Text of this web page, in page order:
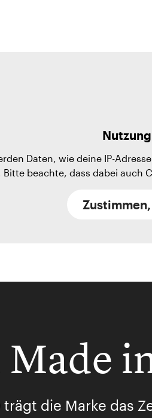
Daten, wie deine IP-
beachte, dass dabei auch
die Marke das